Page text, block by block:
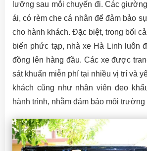
lưỡng sau mỗi chuyến đi. Các
ái, có rèm che cá nhân để đảm bảo
cho hành khách. Đặc biệt, trong bối
biến phức tạp, nhà xe Hà Linh luôn
đồng lên hàng đầu. Các xe được
sát khuẩn miễn phí tại nhiều vị trí và
khách cũng như nhân viên đeo
hành trình, nhằm đảm bảo môi trường